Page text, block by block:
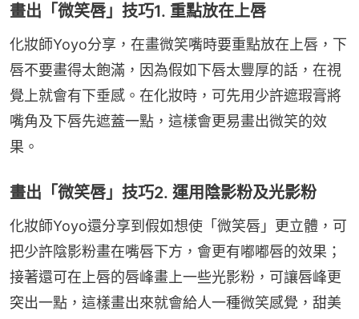
畫出「微笑唇」技巧1. 重點放在上唇
化妝師Yoyo分享，在畫微笑嘴時要重點放在上唇，下
唇不要畫得太飽滿，因為假如下唇太豐厚的話，在視
覺上就會有下垂感。在化妝時，可先用少許遮瑕膏將
嘴角及下唇先遮蓋一點，這樣會更易畫出微笑的效
果。
畫出「微笑唇」技巧2. 運用陰影粉及光影粉
化妝師Yoyo還分享到假如想使「微笑唇」更立體，可
把少許陰影粉畫在嘴唇下方，會更有嘟嘟唇的效果；
接著還可在上唇的唇峰畫上一些光影粉，可讓唇峰更
突出一點，這樣畫出來就會給人一種微笑感覺，甜美